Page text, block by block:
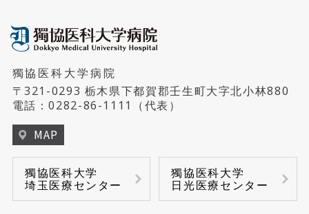
口腔外科
形成外科・美容外科
救急・集中治療科
乳腺科
総合がん診療センター
睡眠医療センター
ハートセンター
臨床検査センター
病床管理センター
病児保育室「にじいろキッズ」
獨協医科大学病院
〒321-0293 栃木県下都賀郡壬生町大字北小林880
電話：0282-86-1111 （代表）
MAP
獨協医科大学
埼玉医療センター
獨協医科大学
日光医療センター